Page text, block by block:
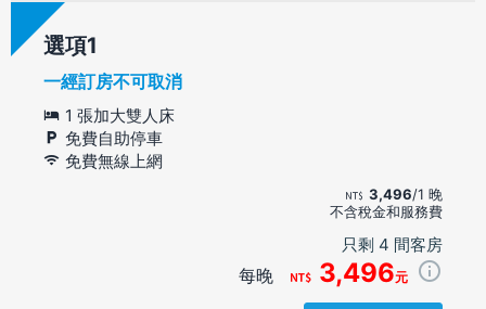
選項
一經訂房不可取消
1 張加大雙人床
免費自助停車
免費無線上網
3,496/1 晚
不含稅金和服務費
只剩 4 間客房
每晚 3,496元